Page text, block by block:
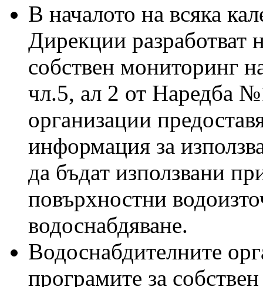
В началото на всяка
Дирекции разработват
собствен мониторинг
чл.5, ал 2 от Наредба
организации
информация за
да бъдат използвани
повърхностни
водоснабдяване.
Водоснабдителните
програмите за